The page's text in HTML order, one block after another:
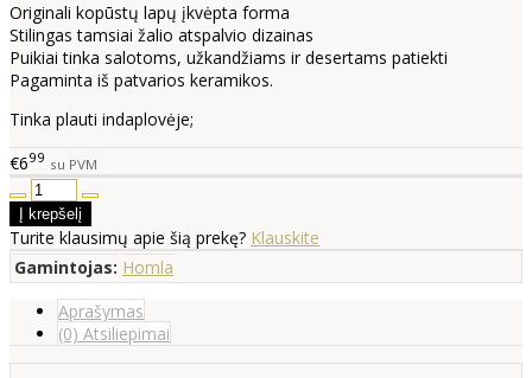
Originali kopūstų lapų įkvėpta forma
Stilingas tamsiai žalio atspalvio dizainas
Puikiai tinka salotoms, užkandžiams ir desertams patiekti
Pagaminta iš patvarios keramikos.
Tinka plauti indaplovėje;
€699 su PVM
Turite klausimų apie šią prekę? Klauskite
Gamintojas: Homla
Aprašymas
(0) Atsiliepimai